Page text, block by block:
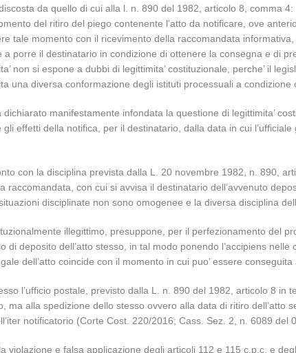
da quello di cui alla l. n. 890 del 1982, articolo 8, comma
del ritiro del piego contenente l’atto da notificare, ove
tale momento con il ricevimento della raccomandata
a porre il destinatario in condizione di ottenere la consegna e di
non si espone a dubbi di legittimita’ costituzionale, perche’ il
una diversa conformazione degli istituti processuali a condizione
manifestamente infondata la questione di legittimita’
effetti della notifica, per il destinatario, dalla data in cui l’ufficiale
con la disciplina prevista dalla L. 20 novembre 1982, n. 890,
con cui si avvisa il destinatario dell’avvenuto
disciplinate non sono omogenee e la diversa disciplina
illegittimo, presuppone, per il perfezionamento del
di deposito dell’atto stesso, in tal modo ponendo l’accipiens
dell’atto coincide con il momento in cui puo’ essere conseguita
l’ufficio postale, previsto dalla L. n. 890 del 1982, articolo 8 in
ma alla spedizione dello stesso ovvero alla data di ritiro dell’atto
notificatorio (Corte Cost. 220/2016; Cass. Sez. 2, n. 6089 del
violazione e falsa applicazione degli articoli 112 e 115 c.p.c. e